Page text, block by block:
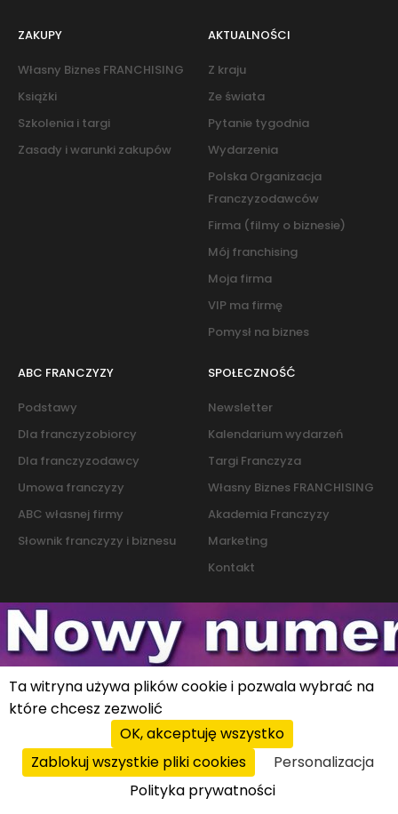
ZAKUPY
Własny Biznes FRANCHISING
Książki
Szkolenia i targi
Zasady i warunki zakupów
AKTUALNOŚCI
Z kraju
Ze świata
Pytanie tygodnia
Wydarzenia
Polska Organizacja
Franczyzodawców
Firma (filmy o biznesie)
Mój franchising
Moja firma
VIP ma firmę
Pomysł na biznes
ABC FRANCZYZY
Podstawy
Dla franczyzobiorcy
Dla franczyzodawcy
Umowa franczyzy
ABC własnej firmy
Słownik franczyzy i biznesu
SPOŁECZNOŚĆ
Newsletter
Kalendarium wydarzeń
Targi Franczyza
Własny Biznes FRANCHISING
Akademia Franczyzy
Marketing
Kontakt
Polityka cookies|
Polityka prywatności
© 2026 PROFIT system sp. z o.o. All rights reserved.
Ta witryna używa plików cookie i pozwala wybrać na
które chcesz zezwolić
OK, akceptuję wszystko
Zablokuj wszystkie pliki cookies
Personalizacja
Polityka prywatności